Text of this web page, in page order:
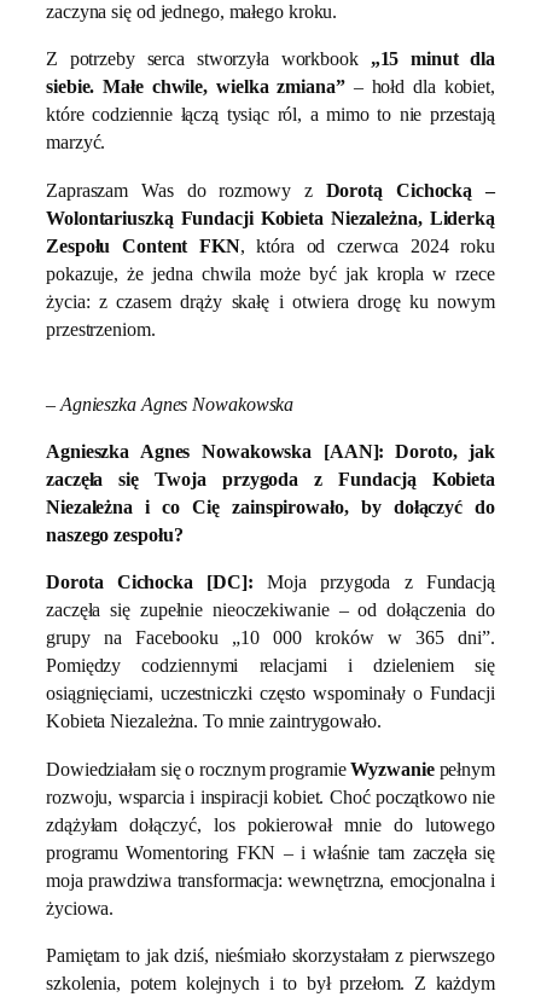
zaczyna się od jednego, małego kroku.
Z potrzeby serca stworzyła workbook „15 minut dla
siebie. Małe chwile, wielka zmiana”– hołd dla kobiet,
które codziennie łączą tysiąc ról, a mimo to nie przestają
marzyć.
Zapraszam Was do rozmowy z Dorotą Cichocką –
Wolontariuszką Fundacji Kobieta Niezależna, Liderką
Zespołu Content FKN, która od czerwca 2024 roku
pokazuje, że jedna chwila może być jak kropla w rzece
życia: z czasem drąży skałę i otwiera drogę ku nowym
przestrzeniom.
– Agnieszka Agnes Nowakowska
Agnieszka Agnes Nowakowska [AAN]: Doroto, jak
zaczęła się Twoja przygoda z Fundacją Kobieta
Niezależna i co Cię zainspirowało, by dołączyć do
naszego zespołu?
Dorota Cichocka [DC]:Moja przygoda z Fundacją
zaczęła się zupełnie nieoczekiwanie – od dołączenia do
grupy na Facebooku „10 000 kroków w 365 dni”.
Pomiędzy codziennymi relacjami i dzieleniem się
osiągnięciami, uczestniczki często wspominały o Fundacji
Kobieta Niezależna. To mnie zaintrygowało.
Dowiedziałam się o rocznym programieWyzwanie pełnym
rozwoju, wsparcia i inspiracji kobiet. Choć początkowo nie
zdążyłam dołączyć, los pokierował mnie do lutowego
programu Womentoring FKN – i właśnie tam zaczęła się
moja prawdziwa transformacja: wewnętrzna, emocjonalna i
życiowa.
Pamiętam to jak dziś, nieśmiało skorzystałam z pierwszego
szkolenia, potem kolejnych i to był przełom. Z każdym